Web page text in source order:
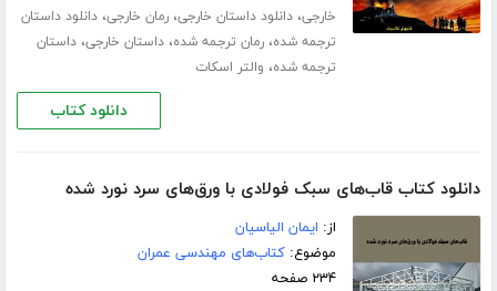
خارجی،دانلود داستان خارجی،رمان خارجی،دانلود داستان
ترجمه شده،رمان ترجمه شده،داستان خارجی،داستان
ترجمه شده، والتر اسکات
دانلود کتاب
دانلود کتاب قاب‌های سبک فولادی با ورق‌های سرد نورد شده
از: ایمان الیاسیان
موضوع:کتاب‌های مهندسی عمران
۲۳۴ صفحه